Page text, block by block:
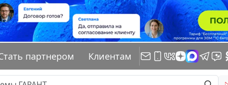
партнером Клиентам